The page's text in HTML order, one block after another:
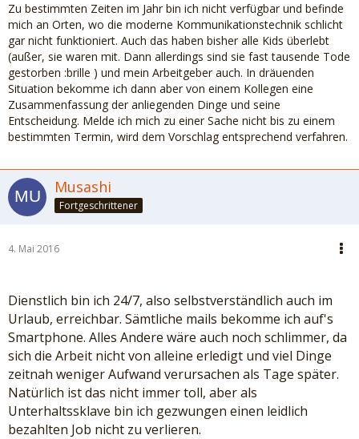
Zu bestimmten Zeiten im Jahr bin ich nicht verfügbar und befinde
mich an Orten, wo die moderne Kommunikationstechnik schlicht
gar nicht funktioniert. Auch das haben bisher alle Kids überlebt
(außer, sie waren mit. Dann allerdings sind sie fast tausende Tode
gestorben :brille ) und mein Arbeitgeber auch. In dräuenden
Situation bekomme ich dann aber von einem Kollegen eine
Zusammenfassung der anliegenden Dinge und seine
Entscheidung. Melde ich mich zu einer Sache nicht bis zu einem
bestimmten Termin, wird dem Vorschlag entsprechend verfahren.
Musashi
Fortgeschrittener
4. Mai 2016
Dienstlich bin ich 24/7, also selbstverständlich auch im
Urlaub, erreichbar. Sämtliche mails bekomme ich auf's
Smartphone. Alles Andere wäre auch noch schlimmer, da
sich die Arbeit nicht von alleine erledigt und viel Dinge
zeitnah weniger Aufwand verursachen als Tage später.
Natürlich ist das nicht immer toll, aber als
Unterhaltssklave bin ich gezwungen einen leidlich
bezahlten Job nicht zu verlieren.